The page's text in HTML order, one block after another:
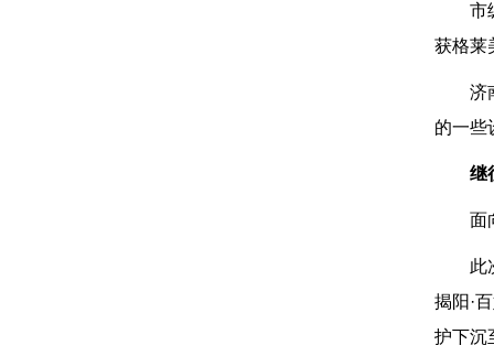
市
获格莱
济
的一些
继
面
此
揭阳·
护下沉